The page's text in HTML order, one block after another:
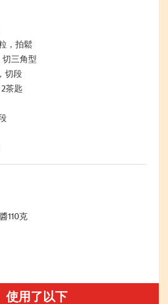
，拍鬆
切三角型
切段
茶匙
110克
使用了以下